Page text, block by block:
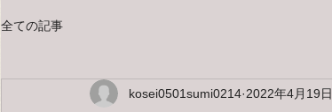
全ての記事
kosei0501sumi0214 2022年4月19日